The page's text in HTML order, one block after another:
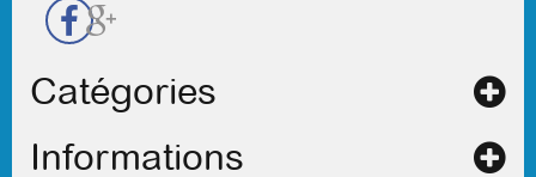
Catégories
Informations